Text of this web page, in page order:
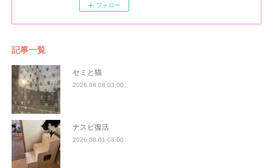
フォロー
記事一覧
セミと猫
2026.08.08 03:00
ナスビ復活
2026.08.01 03:00